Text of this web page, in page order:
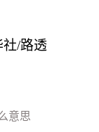
社/路透
意思